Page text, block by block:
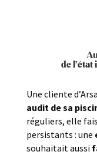
de
Une cliente
audit de sa
réguliers, elle
persistants : une
souhaitait aussi